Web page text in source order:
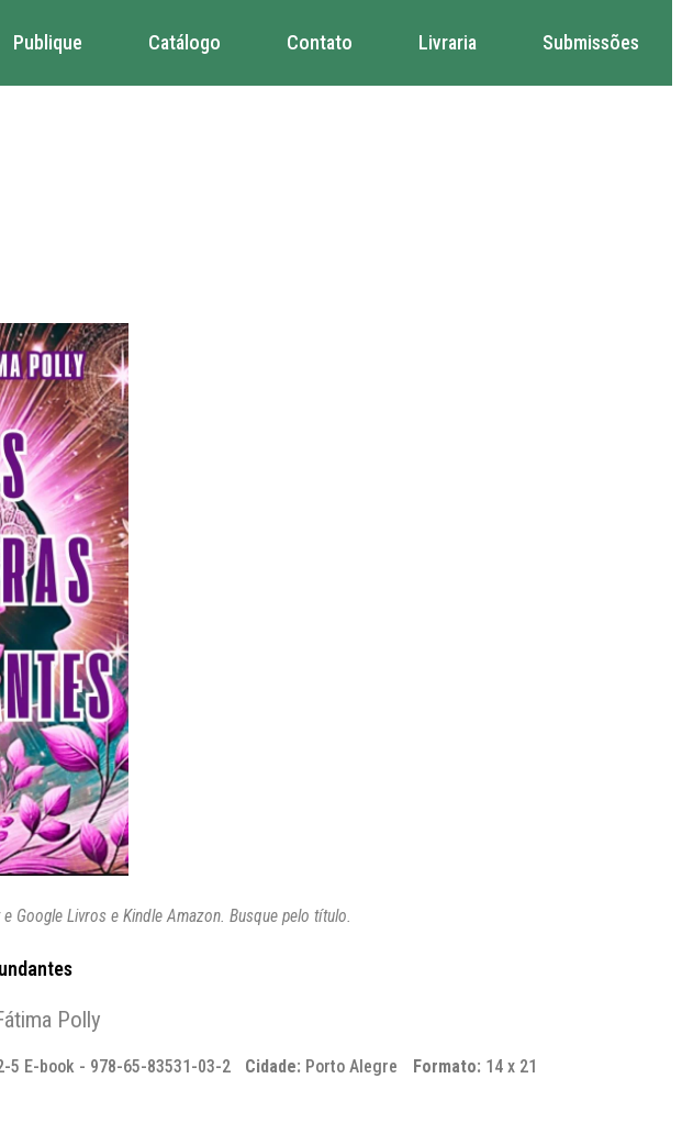
Publique Catálogo Contato Livraria Submissões
Google Livros e Kindle Amazon. Busque pelo título.
Polly
5 E-book - 978-65-83531-03-2 Cidade: Porto Alegre Formato: 14 x 21